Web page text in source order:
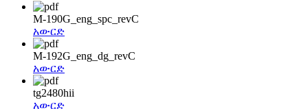
M-190G_eng_spc_revC
አውርድ
M-192G_eng_dg_revC
አውርድ
tg2480hii
አውርድ